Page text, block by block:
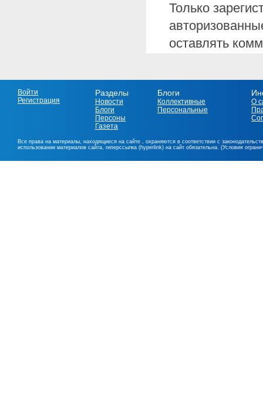
Только
оставлять
Войти
Регистрация
Разделы
Новости
Блоги
Персоны
Газета
Блоги
Коллективные
Персональные
О
Все права на материалы, находящиеся на сайте , охраняются в соответствии с
использовании материалов сайта, гиперссылка (hyperlink) на сайт обязательна. (Условия